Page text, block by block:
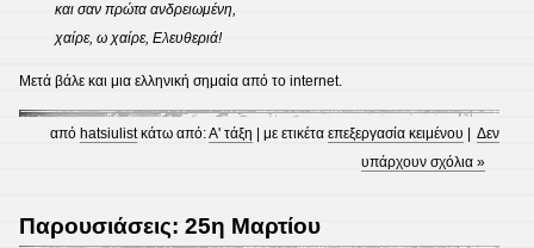
και σαν πρώτα ανδρειωμένη,
χαίρε, ω χαίρε, Ελευθεριά!
Μετά βάλε και μια ελληνική σημαία από το internet.
από hatsiulistκάτω από:Α' τάξη | με ετικέταεπεξεργασία κειμένου |Δεν
υπάρχουν σχόλια »
Παρουσιάσεις: 25η Μαρτίου